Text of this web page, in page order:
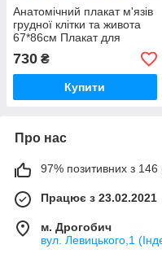
Анатомічний плакат м'язів
грудної клітки та живота
67*86см Плакат для
Медичний плакат
730 ₴
Купити
Про нас
97% позитивних з 146
Працює з 23.02.2021
м. Дрогобич
вул. Левицького,1